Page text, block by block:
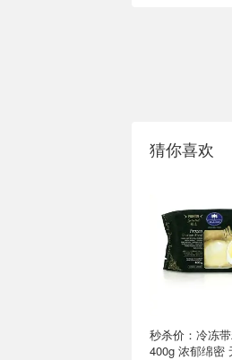
猜你喜欢
秒杀价：冷冻
400g 浓郁绵密